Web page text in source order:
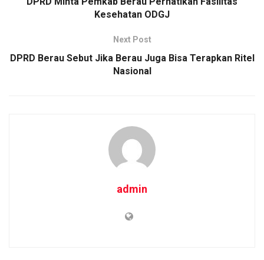
Kesehatan ODGJ
Next Post
DPRD Berau Sebut Jika Berau Juga Bisa Terapkan Ritel
Nasional
admin